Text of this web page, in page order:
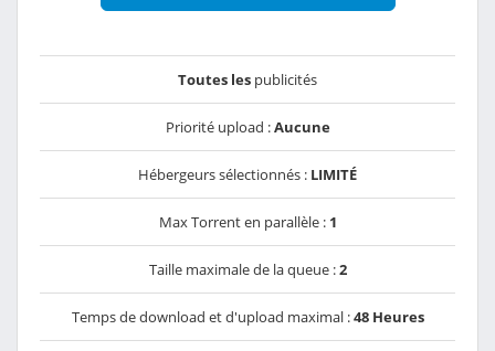
Toutes les publicités
Priorité upload :Aucune
Hébergeurs sélectionnés : LIMITÉ
Max Torrent en parallèle : 1
Taille maximale de la queue :2
Temps de download et d'upload maximal :48 Heures